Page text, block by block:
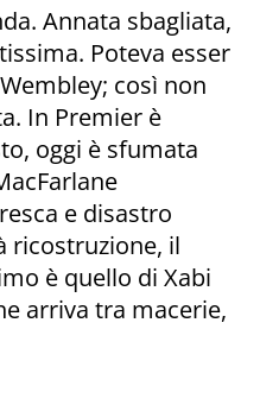
Annata sbagliata,
Poteva esser
così non
In Premier è
oggi è sfumata
e disastro
ricostruzione, il
è quello di Xabi
arriva tra macerie,